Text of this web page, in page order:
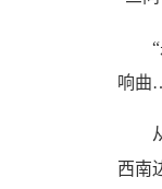
“是
响
从
西南